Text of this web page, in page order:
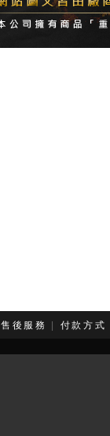
售後服務 付款方式